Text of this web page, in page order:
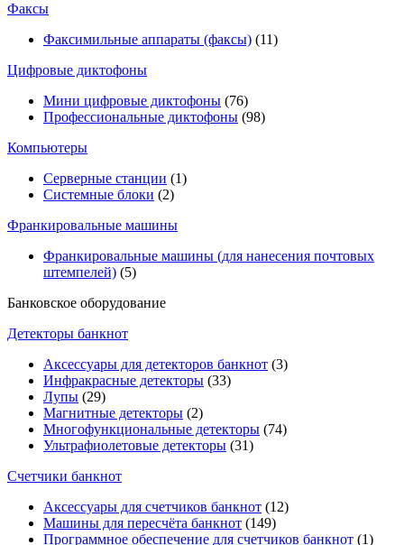
Факсы
Факсимильные аппараты (факсы) (11)
Цифровые диктофоны
Мини цифровые диктофоны (76)
Профессиональные диктофоны (98)
Компьютеры
Серверные станции (1)
Системные блоки (2)
Франкировальные машины
Франкировальные машины (для нанесения почтовых
штемпелей) (5)
Банковское оборудование
Детекторы банкнот
Аксессуары для детекторов банкнот (3)
Инфракрасные детекторы (33)
Лупы (29)
Магнитные детекторы (2)
Многофункциональные детекторы (74)
Ультрафиолетовые детекторы (31)
Счетчики банкнот
Аксессуары для счетчиков банкнот (12)
Машины для пересчёта банкнот (149)
Программное обеспечение для счетчиков банкнот (1)